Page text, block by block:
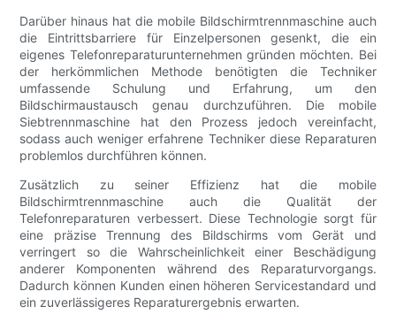
Darüber hinaus hat die mobile Bildschirmtrennmaschine auch
die Eintrittsbarriere für Einzelpersonen gesenkt, die ein
eigenes Telefonreparaturunternehmen gründen möchten. Bei
der herkömmlichen Methode benötigten die Techniker
umfassende Schulung und Erfahrung, um den
Bildschirmaustausch genau durchzuführen. Die mobile
Siebtrennmaschine hat den Prozess jedoch vereinfacht,
sodass auch weniger erfahrene Techniker diese Reparaturen
problemlos durchführen können.
Zusätzlich zu seiner Effizienz hat die mobile
Bildschirmtrennmaschine auch die Qualität der
Telefonreparaturen verbessert. Diese Technologie sorgt für
eine präzise Trennung des Bildschirms vom Gerät und
verringert so die Wahrscheinlichkeit einer Beschädigung
anderer Komponenten während des Reparaturvorgangs.
Dadurch können Kunden einen höheren Servicestandard und
ein zuverlässigeres Reparaturergebnis erwarten.